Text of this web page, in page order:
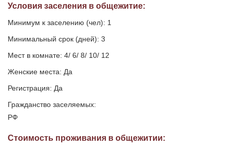
Условия заселения в общежитие:
Минимум к заселению (чел): 1
Минимальный срок (дней): 3
Мест в комнате: 4/ 6/ 8/ 10/ 12
Женские места: Да
Регистрация: Да
Гражданство заселяемых:
РФ
Стоимость проживания в общежитии: